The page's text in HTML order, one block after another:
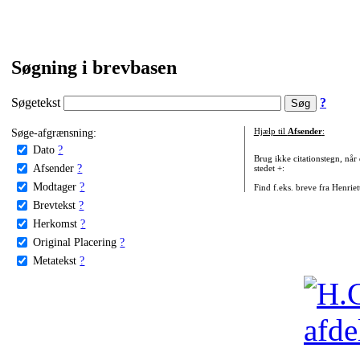
Søgning i brevbasen
Søgetekst ?
Søge-afgrænsning:
Dato ?
Afsender ?
Modtager ?
Brevtekst ?
Herkomst ?
Original Placering ?
Metatekst ?
Hjælp til Afsender:
Brug ikke citationstegn, når
stedet +:
Find f.eks. breve fra